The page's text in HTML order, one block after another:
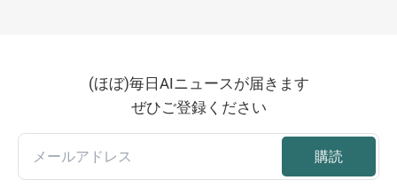
(ほぼ)毎日AIニュースが届きます
ぜひご登録ください